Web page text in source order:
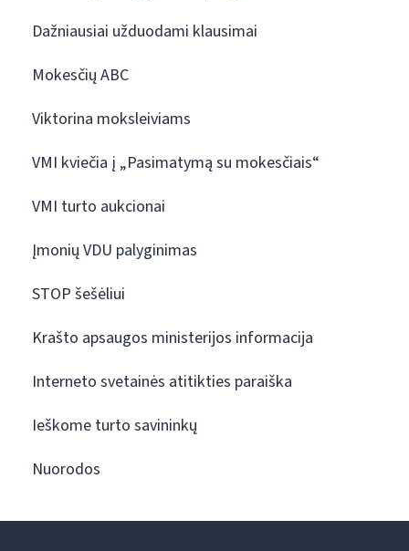
Dažniausiai užduodami klausimai
Mokesčių ABC
Viktorina moksleiviams
VMI kviečia į „Pasimatymą su mokesčiais“
VMI turto aukcionai
Įmonių VDU palyginimas
STOP šešėliui
Krašto apsaugos ministerijos informacija
Interneto svetainės atitikties paraiška
Ieškome turto savininkų
Nuorodos